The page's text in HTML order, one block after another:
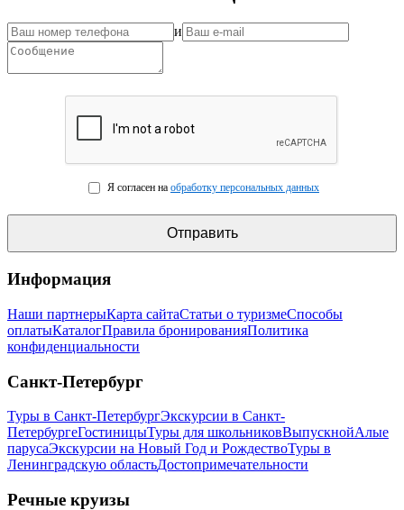
и
Я согласен на обработку персональных данных
Информация
Наши партнерыКарта сайтаСтатьи о туризмеСпособы
оплатыКаталогПравила бронированияПолитика
конфиденциальности
Санкт-Петербург
Туры в Санкт-ПетербургЭкскурсии в Санкт-
ПетербургеГостиницыТуры для школьниковВыпускнойАлые
парусаЭкскурсии на Новый Год и РождествоТуры в
Ленинградскую областьДостопримечательности
Речные круизы